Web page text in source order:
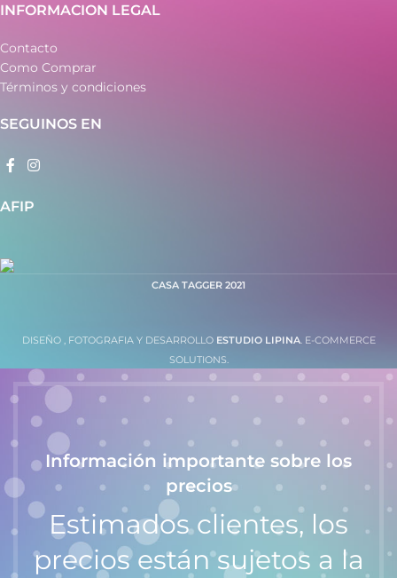
INFORMACION LEGAL
Contacto
Como Comprar
Términos y condiciones
SEGUINOS EN
AFIP
CASA TAGGER 2021
DISEÑO , FOTOGRAFIA Y DESARROLLO ESTUDIO LIPINA. E-COMMERCE
SOLUTIONS.
Información importante sobre los
precios
Estimados clientes, los
precios están sujetos a la